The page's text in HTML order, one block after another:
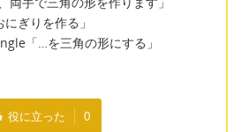
ぎりを作る」
「…を三角の形にする」
役に立った 0